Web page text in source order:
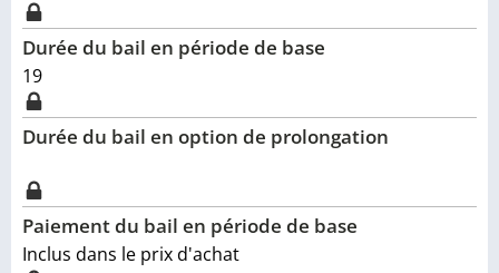
Durée du bail en période de base
19
Durée du bail en option de prolongation
Paiement du bail en période de base
Inclus dans le prix d'achat